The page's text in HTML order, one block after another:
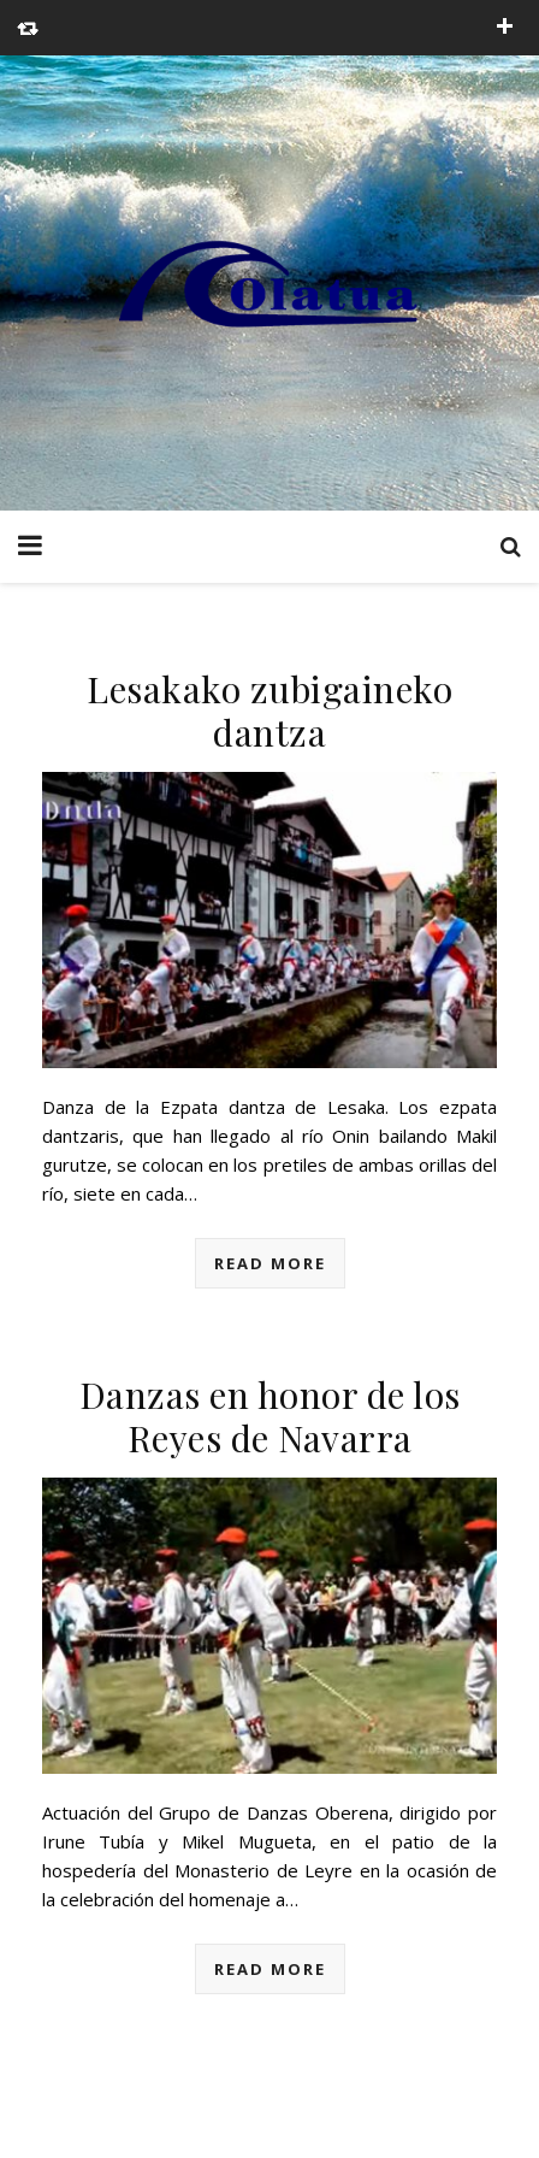
Lesakako zubigaineko
dantza
Danza de la Ezpata dantza de Lesaka. Los ezpata
dantzaris, que han llegado al río Onin bailando Makil
gurutze, se colocan en los pretiles de ambas orillas del
río, siete en cada…
READ MORE
Danzas en honor de los
Reyes de Navarra
Actuación del Grupo de Danzas Oberena, dirigido por
Irune Tubía y Mikel Mugueta, en el patio de la
hospedería del Monasterio de Leyre en la ocasión de
la celebración del homenaje a…
READ MORE